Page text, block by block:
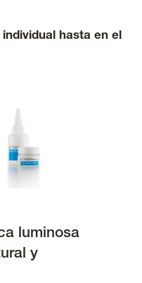
hasta en el
luminosa
y